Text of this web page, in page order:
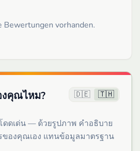
Bewertungen vorhanden.
คุณไหม? 🇩🇪 🇹🇭
ดเด่น — ด้วยรูปภาพ คำอธิบาย
ของคุณเอง แทนข้อมูลมาตรฐาน